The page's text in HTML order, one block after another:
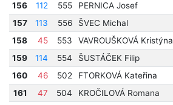
156
112 555 PERNICA Josef
157
113 556 ŠVEC Michal
158
45 553 VAVROUŠKOVÁ Kristýna
159
114 554 ŠUSTÁČEK Filip
160
46 502 FTORKOVÁ Kateřina
161
47 504 KROČILOVÁ Romana